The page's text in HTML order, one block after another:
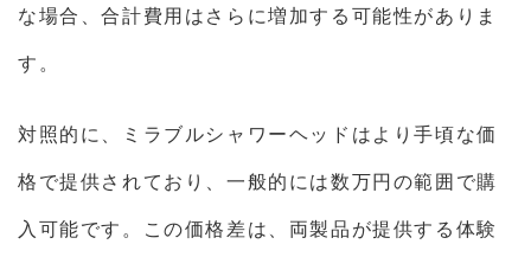
な場合、合計費用はさらに増加する可能性がありま
す。
対照的に、ミラブルシャワーヘッドはより手頃な価
格で提供されており、一般的には数万円の範囲で購
入可能です。この価格差は、両製品が提供する体験